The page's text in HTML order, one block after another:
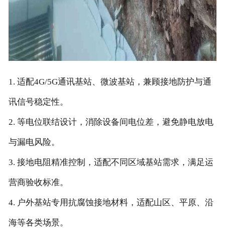
1. 适配4G/5G通讯基站、微波基站，兼顾接地防护与通
讯信号稳定性。
2. 等电位联结设计，消除设备间电位差，避免静电放电
与漏电风险。
3. 接地电阻精准控制，适配不同区域基站需求，满足运
营商验收标准。
4. 户外基站专用抗腐蚀接地材料，适配山区、平原、沿
海等各类场景。